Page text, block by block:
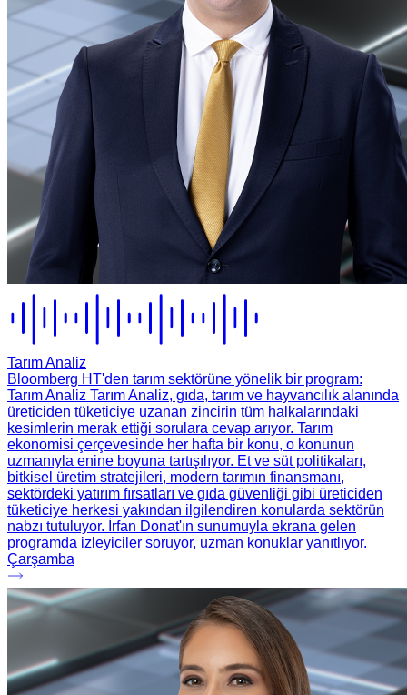
Tarım Analiz
Bloomberg HT'den tarım sektörüne yönelik bir program:
Tarım Analiz Tarım Analiz, gıda, tarım ve hayvancılık alanında
üreticiden tüketiciye uzanan zincirin tüm halkalarındaki
kesimlerin merak ettiği sorulara cevap arıyor. Tarım
ekonomisi çerçevesinde her hafta bir konu, o konunun
uzmanıyla enine boyuna tartışılıyor. Et ve süt politikaları,
bitkisel üretim stratejileri, modern tarımın finansmanı,
sektördeki yatırım fırsatları ve gıda güvenliği gibi üreticiden
tüketiciye herkesi yakından ilgilendiren konularda sektörün
nabzı tutuluyor. İrfan Donat'ın sunumuyla ekrana gelen
programda izleyiciler soruyor, uzman konuklar yanıtlıyor.
Çarşamba